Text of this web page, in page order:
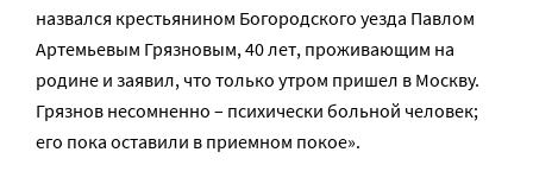
назвался крестьянином Богородского уезда Павлом
Артемьевым Грязновым, 40 лет, проживающим на
родине и заявил, что только утром пришел в Москву.
Грязнов несомненно – психически больной человек;
его пока оставили в приемном покое».